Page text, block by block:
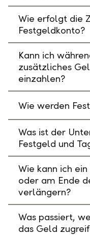
Wie erfolgt die
Festgeldkonto?
Kann ich
zusätzliches
einzahlen?
Wie werden
Was ist der
Festgeld und
Wie kann ich
oder am Ende
verlängern?
Was passiert,
das Geld